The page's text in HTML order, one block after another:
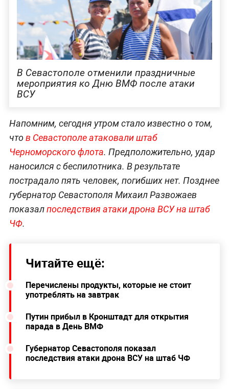
В Севастополе отменили праздничные
мероприятия ко Дню ВМФ после атаки
ВСУ
Напомним, сегодня утром стало известно о том,
чтов Севастополе атаковали штаб
Черноморского флота. Предположительно, удар
наносился с беспилотника. В результате
пострадало пять человек, погибших нет. Позднее
губернатор Севастополя Михаил Развожаев
показалпоследствия атаки дрона ВСУ на штаб
ЧФ.
Читайте ещё:
Перечислены продукты, которые не стоит
употреблять на завтрак
Путин прибыл в Кронштадт для открытия
парада в День ВМФ
Губернатор Севастополя показал
последствия атаки дрона ВСУ на штаб ЧФ